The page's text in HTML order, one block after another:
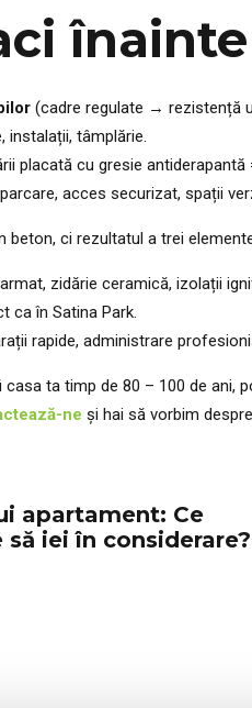
(cadre regulate → rezistență
instalații, tâmplărie.
placată cu gresie antiderapantă
acces securizat, spații
beton, ci rezultatul a trei
zidărie ceramică, izolații
ca în Satina Park.
rapide, administrare
ta timp de 80 – 100 de
ne și hai să vorbim
apartament: Ce
iei în considerare?